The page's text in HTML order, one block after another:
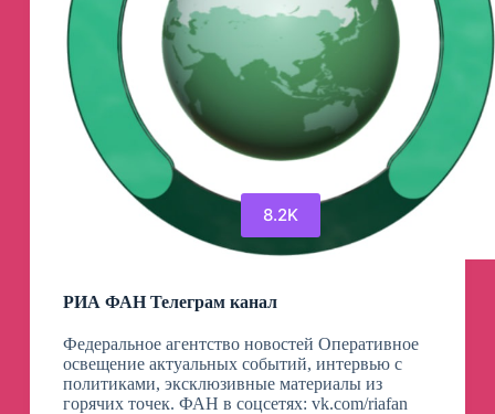
8.2K
РИА ФАН Телеграм канал
Федеральное агентство новостей Оперативное
освещение актуальных событий, интервью с
политиками, эксклюзивные материалы из
горячих точек. ФАН в соцсетях: vk.com/riafan